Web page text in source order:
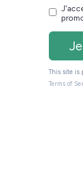
sont
chaos très
l’eau :